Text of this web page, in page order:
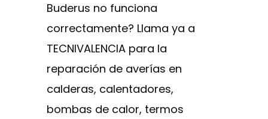
Buderus no funciona
correctamente? Llama ya a
TECNIVALENCIA para la
reparación de averías en
calderas, calentadores,
bombas de calor, termos